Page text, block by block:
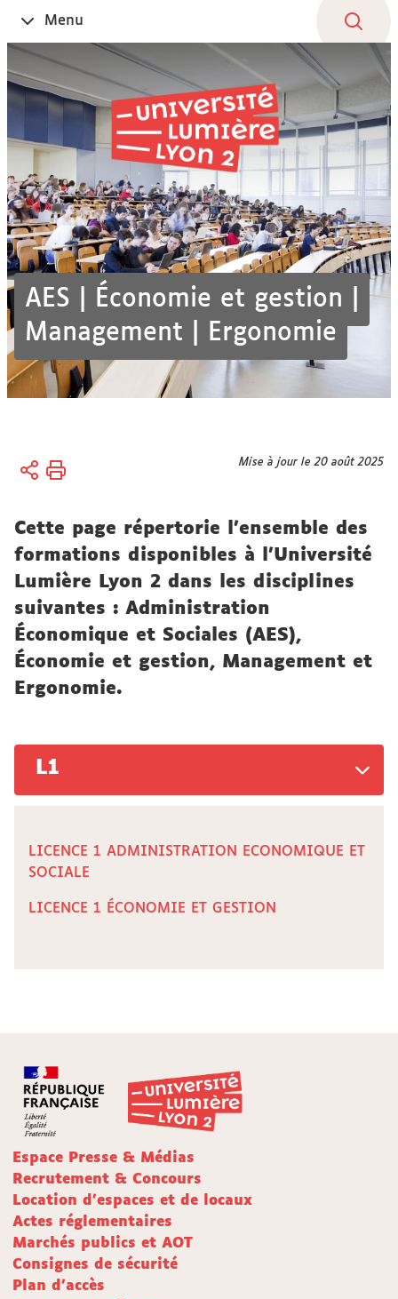
contenu
Ouvrir
le
Menu
AES | Économie et gestion |
Management | Ergonomie
Vous
Accueil
Notre
offre de
formation
Mise à jour le 20 août 2025
Cette page répertorie l'ensemble des
formations disponibles à l'Université
Lumière Lyon 2 dans les disciplines
suivantes : Administration
Économique et Sociales (AES),
Économie et gestion, Management et
Ergonomie.
L1
LICENCE 1 ADMINISTRATION ECONOMIQUE ET
SOCIALE
LICENCE 1 ÉCONOMIE ET GESTION
Espace Presse & Médias
Recrutement & Concours
Location d'espaces et de locaux
Actes réglementaires
Marchés publics et AOT
Consignes de sécurité
Plan d'accès